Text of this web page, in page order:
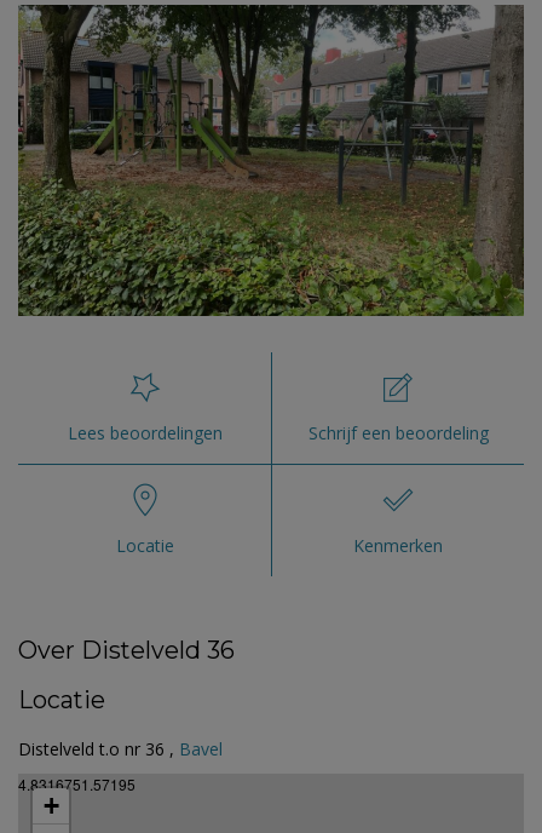
Lees beoordelingen Schrijf een beoordeling
Locatie Kenmerken
Over Distelveld 36
Locatie
Distelveld t.o nr 36 , Bavel
4.8316751.57195
+